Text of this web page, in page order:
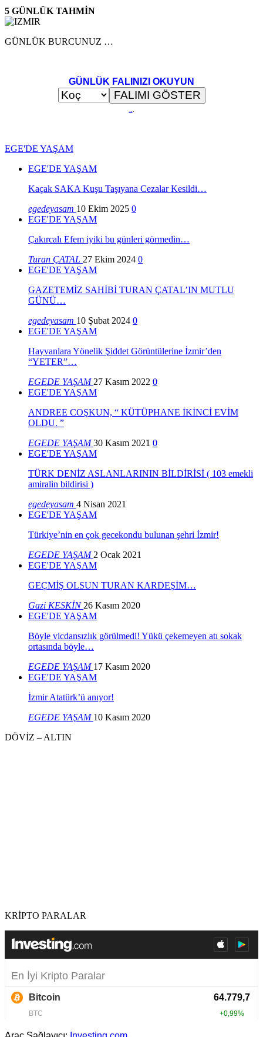
5 GÜNLÜK TAHMİN
GÜNLÜK BURCUNUZ …
GÜNLÜK FALINIZI OKUYUN
...
EGE'DE YAŞAM
EGE'DE YAŞAM
Kaçak SAKA Kuşu Taşıyana Cezalar Kesildi…
egedeyasam 10 Ekim 2025 0
EGE'DE YAŞAM
Çakırcalı Efem iyiki bu günleri görmedin…
Turan ÇATAL 27 Ekim 2024 0
EGE'DE YAŞAM
GAZETEMİZ SAHİBİ TURAN ÇATAL’IN MUTLU
GÜNÜ…
egedeyasam 10 Şubat 2024 0
EGE'DE YAŞAM
Hayvanlara Yönelik Şiddet Görüntülerine İzmir’den
“YETER”…
EGEDE YAŞAM27 Kasım 2022 0
EGE'DE YAŞAM
ANDREE COŞKUN, “ KÜTÜPHANE İKİNCİ EVİM
OLDU. ”
EGEDE YAŞAM30 Kasım 2021 0
EGE'DE YAŞAM
TÜRK DENİZ ASLANLARININ BİLDİRİSİ ( 103 emekli
amiralin bildirisi )
egedeyasam 4 Nisan 2021
EGE'DE YAŞAM
Türkiye’nin en çok gecekondu bulunan şehri İzmir!
EGEDE YAŞAM2 Ocak 2021
EGE'DE YAŞAM
GEÇMİŞ OLSUN TURAN KARDEŞİM…
Gazi KESKİN26 Kasım 2020
EGE'DE YAŞAM
Böyle vicdansızlık görülmedi! Yükü çekemeyen atı sokak
ortasında böyle…
EGEDE YAŞAM 17 Kasım 2020
EGE'DE YAŞAM
İzmir Atatürk’ü anıyor!
EGEDE YAŞAM 10 Kasım 2020
DÖVİZ – ALTIN
KRİPTO PARALAR